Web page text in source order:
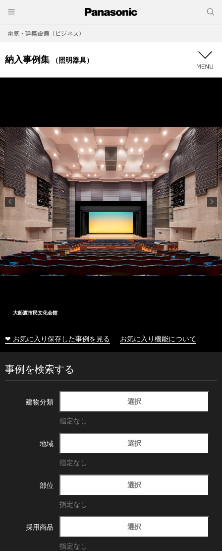
電気・建築設備（ビジネス）
納入事例集 （照明器具）
大船渡市民文化会館
❤ お気に入り保存した事例を見る お気に入り機能について
事例を検索する
建物分類 選択
指定なし
地域 選択
指定なし
部位 選択
指定なし
採用商品 選択
指定なし